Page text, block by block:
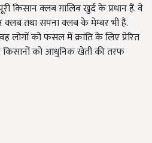
किसान क्लब ग़ालिब खुर्द के प्रधान हैं. वे
क्लब तथा सपना क्लब के मेम्बर भी हैं.
को फसल में क्रांति के लिए प्रेरित
किसानों को आधुनिक खेती की तरफ